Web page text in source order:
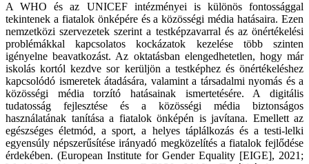
A WHO és az UNICEF intézményei is különös fontossággal
tekintenek a fiatalok önképére és a közösségi média hatásaira. Ezen
nemzetközi szervezetek szerint a testképzavarral és az önértékelési
problémákkal kapcsolatos kockázatok kezelése több szinten
igényelne beavatkozást. Az oktatásban elengedhetetlen, hogy már
iskolás kortól kezdve sor kerüljön a testképhez és önértékeléshez
kapcsolódó ismeretek átadására, valamint a társadalmi nyomás és a
közösségi média torzító hatásainak ismertetésére. A digitális
tudatosság fejlesztése és a közösségi média biztonságos
használatának tanítása a fiatalok önképén is javítana. Emellett az
egészséges életmód, a sport, a helyes táplálkozás és a testi-lelki
egyensúly népszerűsítése irányadó megközelítés a fiatalok fejlődése
érdekében. (European Institute for Gender Equality [EIGE], 2021;